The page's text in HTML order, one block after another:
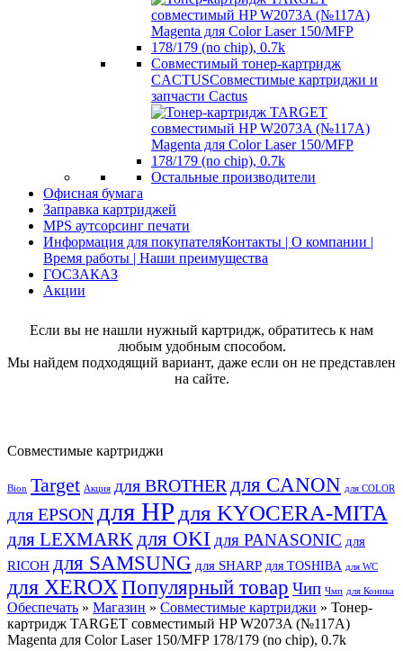
Совместимый тонер-картридж
CACTUSСовместимые картриджи и
запчасти Cactus
Остальные производители
Офисная бумага
Заправка картриджей
MPS аутсорсинг печати
Информация для покупателяКонтакты | О компании |
Время работы | Наши преимущества
ГОСЗАКАЗ
Акции
Если вы не нашли нужный картридж, обратитесь к нам
любым удобным способом.
Мы найдем подходящий вариант, даже если он не представлен
на сайте.
Совместимые картриджи
Bion Target Акция для BROTHER для CANON для COLOR
для EPSON для HP для KYOCERA-MITA
для LEXMARK для OKI для PANASONIC для
RICOH для SAMSUNG для SHARP для TOSHIBA для WC
для XEROX Популярный товар Чип Чмп для Коника
Обеспечать » Магазин » Совместимые картриджи » Тонер-
картридж TARGET совместимый HP W2073A (№117A)
Magenta для Color Laser 150/MFP 178/179 (no chip), 0.7k